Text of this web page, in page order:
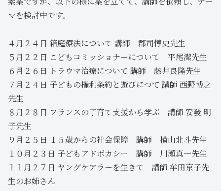
マを検討中です。
４月２４日 箱庭療法について 講師 郡司惇史先生
５月２２日 こどもコミッショナーについて 平尾潔先生
６月２６日 トラウマ治療について 講師 藤井良隆先生
７月２４日 子どもの権利条約と遊びにつて 講師 西野博之
先生
８月２８日 フランスの子育て支援から学ぶ 講師 安發 明
子先生
９月２５日 １５歳からの社会保障 講師 横山北斗先生
１０月２３日 子どもアドボカシー 講師 川瀬真一先生
１１月２７日 ヤングケアラーを生きて 講師 牟田京子先
生のお姉さん